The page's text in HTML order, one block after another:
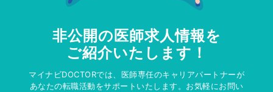
非公開の医師求人情報を
ご紹介いたします！
マイナビDOCTORでは、医師専任のキャリアパートナーが
あなたの転職活動をサポートいたします。お気軽にお問い